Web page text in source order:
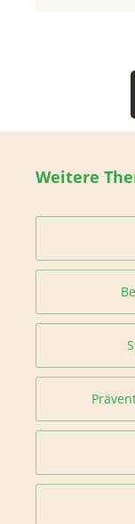
Weitere